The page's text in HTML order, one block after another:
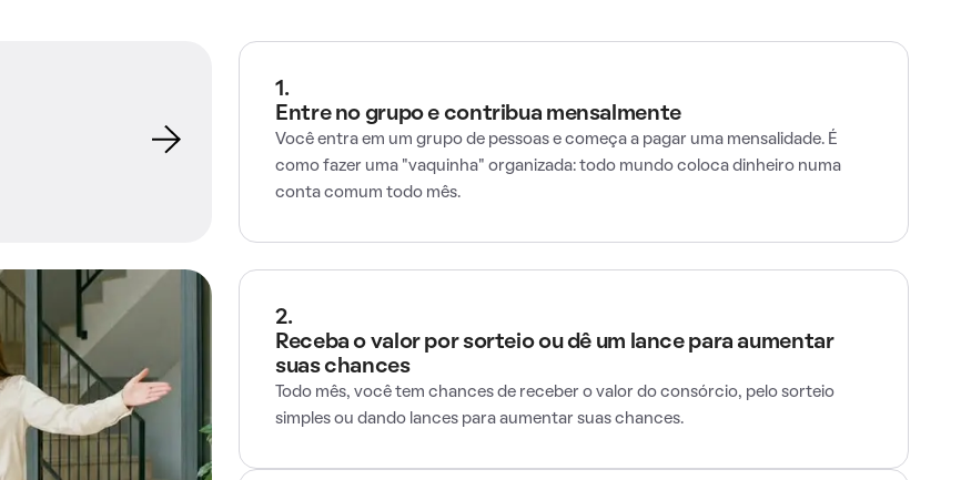
1.
Entre no grupo e contribua mensalmente
Você entra em um grupo de pessoas e começa a pagar uma mensalidade. É
como fazer uma "vaquinha" organizada: todo mundo coloca dinheiro numa
conta comum todo mês.
2.
Receba o valor por sorteio ou dê um lance para aumentar
suas chances
Todo mês, você tem chances de receber o valor do consórcio, pelo sorteio
simples ou dando lances para aumentar suas chances.